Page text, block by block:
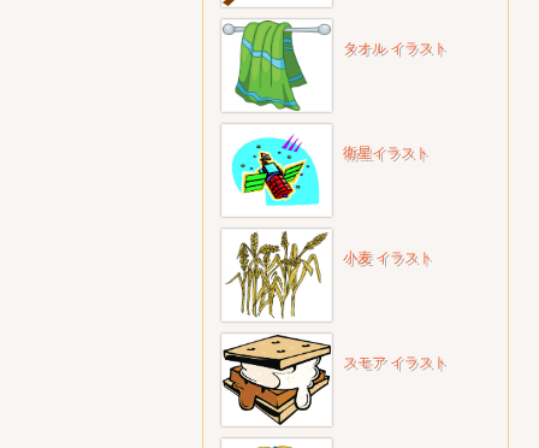
タオル イラスト
衛星イラスト
小麦 イラスト
スモア イラスト